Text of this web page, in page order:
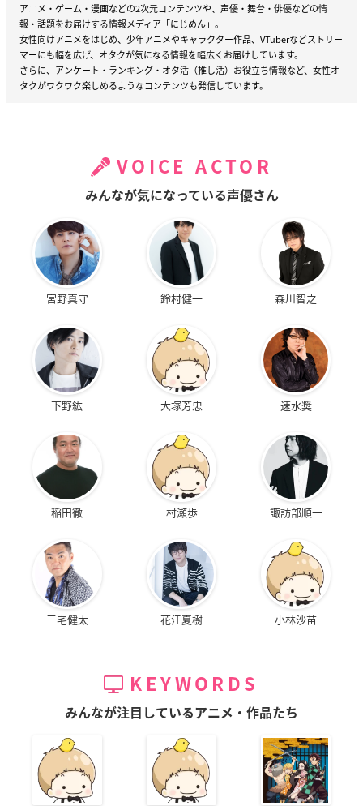
アニメ・ゲーム・漫画などの2次元コンテンツや、声優・舞台・俳優などの情
報・話題をお届けする情報メディア「にじめん」。
女性向けアニメをはじめ、少年アニメやキャラクター作品、VTuberなどストリー
マーにも幅を広げ、オタクが気になる情報を幅広くお届けしています。
さらに、アンケート・ランキング・オタ活（推し活）お役立ち情報など、女性オ
タクがワクワク楽しめるようなコンテンツも発信しています。
VOICE ACTOR
みんなが気になっている声優さん
宮野真守 鈴村健一 森川智之
下野紘 大塚芳忠 速水奨
稲田徹 村瀬歩 諏訪部順一
三宅健太 花江夏樹 小林沙苗
KEYWORDS
みんなが注目しているアニメ・作品たち